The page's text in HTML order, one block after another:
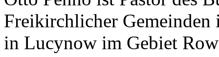
Freikirchlicher Gemeinden
in Lucynow im Gebiet